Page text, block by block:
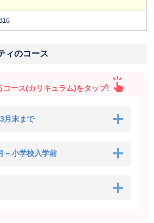
ィのコース
コース(カリキュラム)をタップ!
月末まで
～小学校入学前